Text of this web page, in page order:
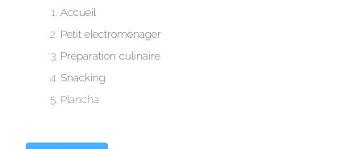
Accueil
Petit electroménager
Préparation culinaire
Snacking
Plancha